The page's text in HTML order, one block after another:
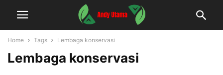
Home Tags Lembaga konservasi
Lembaga konservasi